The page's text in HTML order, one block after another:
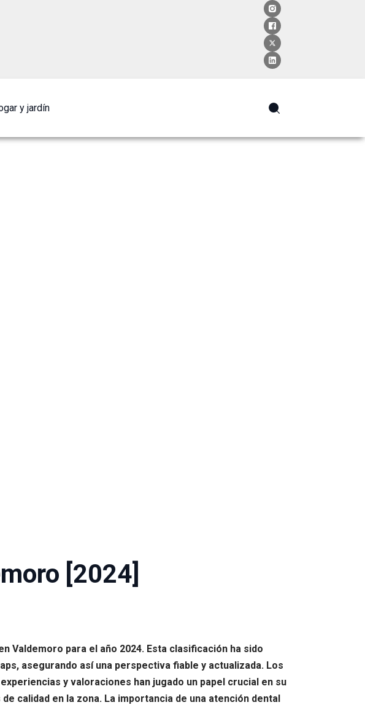
y jardín
[2024]
Valdemoro para el año 2024. Esta clasificación ha sido
asegurando así una perspectiva fiable y actualizada. Los
y valoraciones han jugado un papel crucial en su
calidad en la zona. La importancia de una atención dental